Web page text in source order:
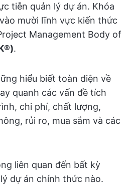
tiễn quản lý dự án. Khóa
mười lĩnh vực kiến thức
Management Body of
.
hiểu biết toàn diện về
quanh các vấn đề tích
chi phí, chất lượng,
rủi ro, mua sắm và các
liên quan đến bất kỳ
dự án chính thức nào.